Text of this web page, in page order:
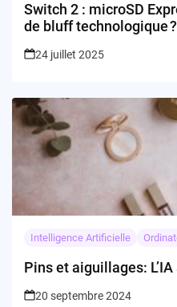
Switch 2 : microSD
de bluff technologique ?
24 juillet 2025
Intelligence Artificielle
Pins et aiguillages:
20 septembre 2024